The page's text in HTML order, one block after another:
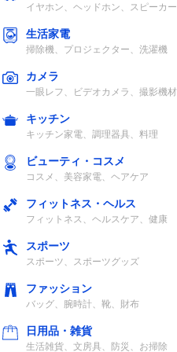
イヤホン、ヘッドホン、スピーカー
生活家電
掃除機、プロジェクター、洗濯機
カメラ
一眼レフ、ビデオカメラ、撮影機材
キッチン
キッチン家電、調理器具、料理
ビューティ・コスメ
コスメ、美容家電、ヘアケア
フィットネス・ヘルス
フィットネス、ヘルスケア、健康
スポーツ
スポーツ、スポーツグッズ
ファッション
バッグ、腕時計、靴、財布
日用品・雑貨
生活雑貨、文房具、防災、お掃除